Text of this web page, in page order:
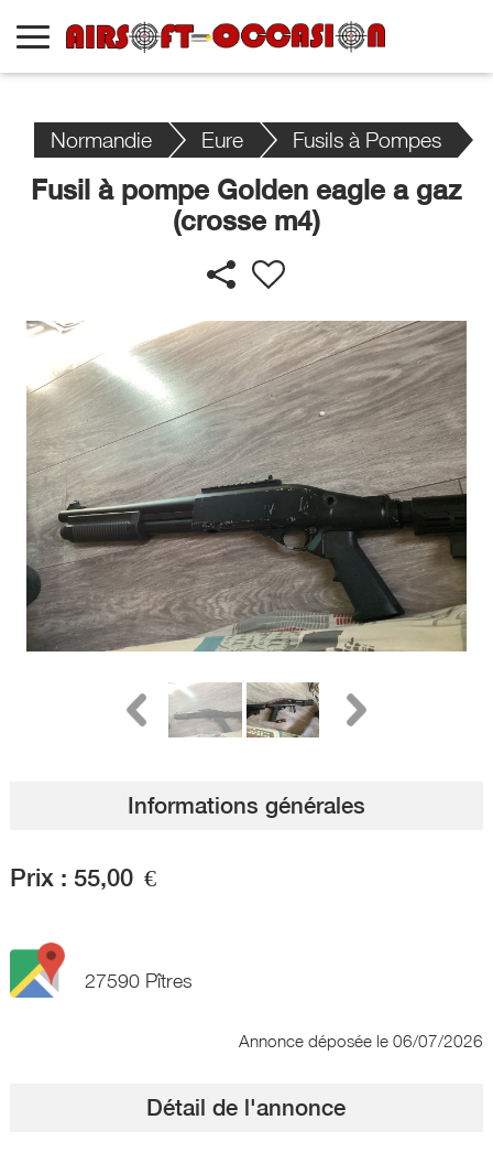
Normandie Eure Fusils à Pompes
Fusil à pompe Golden eagle a gaz
(crosse m4)
Informations générales
Prix : 55,00 €
27590 Pîtres
Annonce déposée le 06/07/2026
Détail de l'annonce